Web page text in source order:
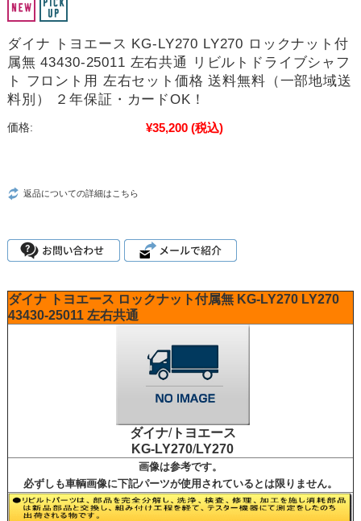
ダイナ トヨエース KG-LY270 LY270 ロックナット付
属無 43430-25011 左右共通 リビルトドライブシャフ
ト フロント用 左右セット価格 送料無料（一部地域送
料別） ２年保証・カードOK！
価格: ¥35,200 (税込)
返品についての詳細はこちら
ダイナ トヨエース ロックナット付属無 KG-LY270 LY270
43430-25011 左右共通
ダイナ/トヨエース
KG-LY270/LY270
画像は参考です。
必ずしも車輌画像に下記パーツが使用されているとは限りません。